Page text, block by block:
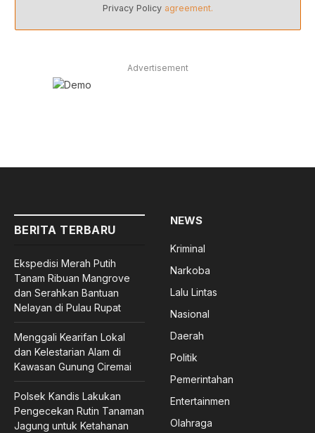
Privacy Policy agreement.
Advertisement
BERITA TERBARU
Ekspedisi Merah Putih
Tanam Ribuan Mangrove
dan Serahkan Bantuan
Nelayan di Pulau Rupat
Menggali Kearifan Lokal
dan Kelestarian Alam di
Kawasan Gunung Ciremai
Polsek Kandis Lakukan
Pengecekan Rutin Tanaman
Jagung untuk Ketahanan
NEWS
Kriminal
Narkoba
Lalu Lintas
Nasional
Daerah
Politik
Pemerintahan
Entertainmen
Olahraga